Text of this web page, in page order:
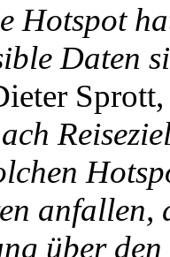
Hotspot
Daten
Sprott,
anfallen,
über den